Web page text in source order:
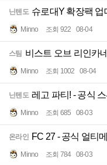
닌텐도 슈로대Y 확장팩 업
Minno 조회 922 08-04
스팀 비스트 오브 리인카
Minno 조회 1002 08-04
닌텐도 레고 파티! - 공식
Minno 조회 685 08-03
온라인 FC 27 - 공식 얼티
Minno 조회 784 08-03